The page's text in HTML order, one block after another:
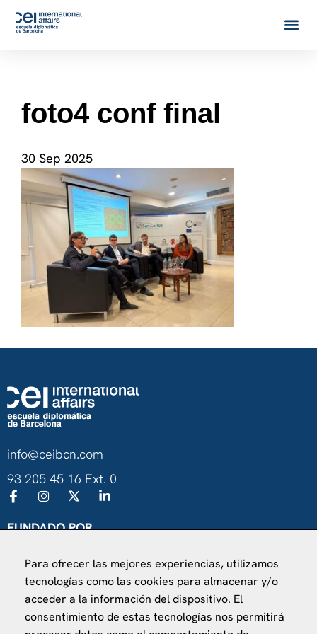
foto4 conf final
30 Sep 2025
info@ceibcn.com
93 205 45 16 Ext. 0
FUNDADO POR
Ministerio de Asuntos Exteriores, UE y Cooperación
Fundación "la Caixa"
Para ofrecer las mejores experiencias, utilizamos
tecnologías como las cookies para almacenar y/o
acceder a la información del dispositivo. El
consentimiento de estas tecnologías nos permitirá